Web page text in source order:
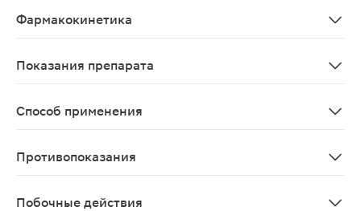
Фармакокинетика
Показания препарата
Способ применения
Противопоказания
Побочные действия